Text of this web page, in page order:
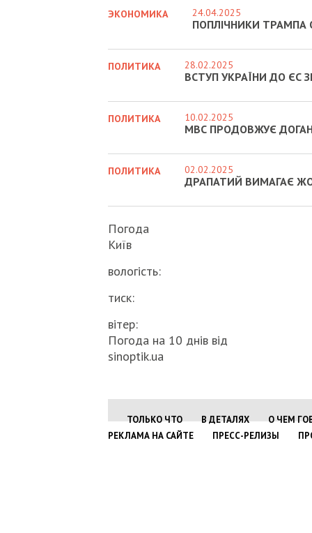
ЭКОНОМИКА 24.04.2025
ПОПЛІЧНИКИ ТРАМПА
ПОЛИТИКА 28.02.2025
ВСТУП УКРАЇНИ ДО ЄС
ПОЛИТИКА 10.02.2025
МВС ПРОДОВЖУЄ
ПОЛИТИКА 02.02.2025
ДРАПАТИЙ ВИМАГАЄ
Погода
Київ
вологість:
тиск:
вітер:
Погода на 10 днів від
sinoptik.ua
ТОЛЬКО ЧТО В ДЕТАЛЯХ
О ЧЕМ
РЕКЛАМА НА САЙТЕ
ПРЕСС-РЕЛИЗЫ